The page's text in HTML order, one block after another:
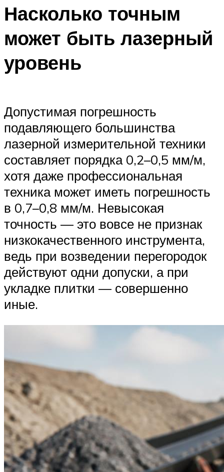
Насколько точным
может быть лазерный
уровень
Допустимая погрешность
подавляющего большинства
лазерной измерительной техники
составляет порядка 0,2–0,5 мм/м,
хотя даже профессиональная
техника может иметь погрешность
в 0,7–0,8 мм/м. Невысокая
точность — это вовсе не признак
низкокачественного инструмента,
ведь при возведении перегородок
действуют одни допуски, а при
укладке плитки — совершенно
иные.